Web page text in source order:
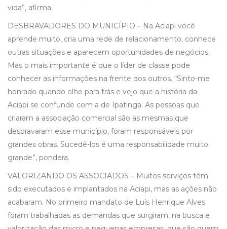
vida”, afirma.
DESBRAVADORES DO MUNICÍPIO – Na Aciapi você
aprende muito, cria uma rede de relacionamento, conhece
outras situações e aparecem oportunidades de negócios.
Mas o mais importante é que o líder de classe pode
conhecer as informações na frente dos outros. “Sinto-me
honrado quando olho para trás e vejo que a história da
Aciapi se confunde com a de Ipatinga. As pessoas que
criaram a associação comercial são as mesmas que
desbravaram esse município, foram responsáveis por
grandes obras. Sucedê-los é uma responsabilidade muito
grande”, pondera.
VALORIZANDO OS ASSOCIADOS – Muitos serviços têm
sido executados e implantados na Aciapi, mas as ações não
acabaram. No primeiro mandato de Luís Henrique Alves
foram trabalhadas as demandas que surgiram, na busca e